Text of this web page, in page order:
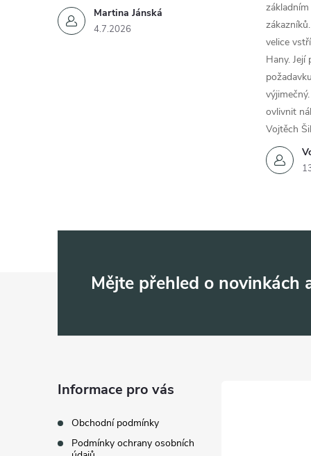
Martina Jánská
4.7.2026
velice
Hany.
ovlivnit
Vojtěch
Mějte přehled o novinkách
Informace pro vás
Obchodní podmínky
Podmínky ochrany osobních